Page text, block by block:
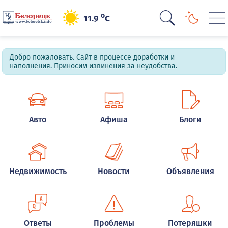
11.9oC
Добро пожаловать. Сайт в процессе доработки и
наполнения. Приносим извинения за неудобства.
Авто Афиша Блоги
Недвижимость Новости Объявления
Ответы Проблемы Потеряшки